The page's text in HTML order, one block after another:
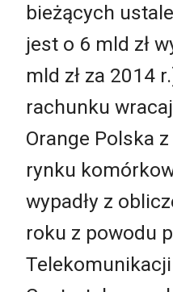
bieżących
jest o 6 mld zł
mld zł za 2014
rachunku
Orange Polska
rynku
wypadły z
roku z powodu